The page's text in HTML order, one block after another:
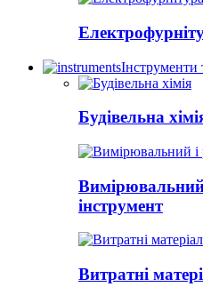
Інструменти
Будівельна
інструмент
Витратні